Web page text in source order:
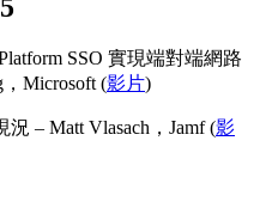
SSO 實現端對端網路
Microsoft (影片)
– Matt Vlasach，Jamf (影